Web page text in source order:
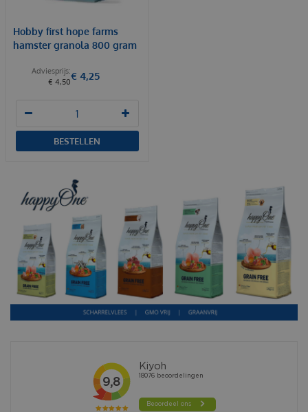
Hobby first hope farms
hamster granola 800 gram
€ 4,50€ 4,25
BESTELLEN